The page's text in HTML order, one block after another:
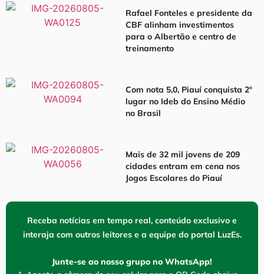
Rafael Fonteles e presidente da
CBF alinham investimentos
para o Albertão e centro de
treinamento
Com nota 5,0, Piauí conquista 2º
lugar no Ideb do Ensino Médio
no Brasil
Mais de 32 mil jovens de 209
cidades entram em cena nos
Jogos Escolares do Piauí
Receba notícias em tempo real, conteúdo exclusivo e
interaja com outros leitores e a equipe do portal LuzEs.
Junte-se ao nosso grupo no WhatsApp!